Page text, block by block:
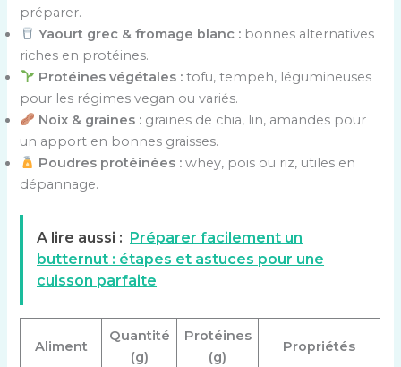
préparer.
Yaourt grec & fromage blanc : bonnes alternatives
riches en protéines.
Protéines végétales : tofu, tempeh, légumineuses
pour les régimes vegan ou variés.
Noix & graines : graines de chia, lin, amandes pour
un apport en bonnes graisses.
Poudres protéinées : whey, pois ou riz, utiles en
dépannage.
A lire aussi :
Préparer facilement un
butternut : étapes et astuces pour une
cuisson parfaite
Aliment
Quantité
(g)
Protéines
(g)
Propriétés